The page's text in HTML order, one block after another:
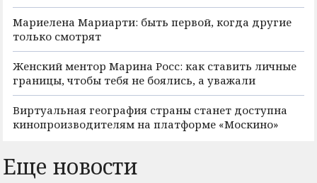
Мариелена Мариарти: быть первой, когда другие
только смотрят
Женский ментор Марина Росс: как ставить личные
границы, чтобы тебя не боялись, а уважали
Виртуальная география страны станет доступна
кинопроизводителям на платформе «Москино»
Еще новости